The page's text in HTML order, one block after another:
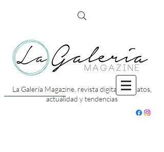
La Galería Magazine, revista digital con datos,
actualidad y tendencias